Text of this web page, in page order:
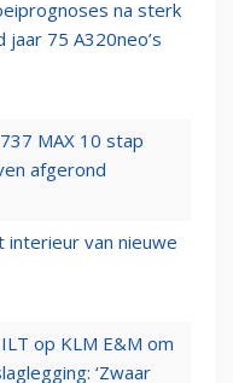
na sterk
jaar 75 A320neo’s
MAX 10 stap
afgerond
interieur van nieuwe
op KLM E&M om
‘Zwaar